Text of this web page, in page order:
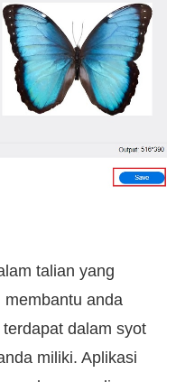
talian yang
anda
dalam syot
miliki. Aplikasi